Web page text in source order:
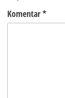
Komentar*